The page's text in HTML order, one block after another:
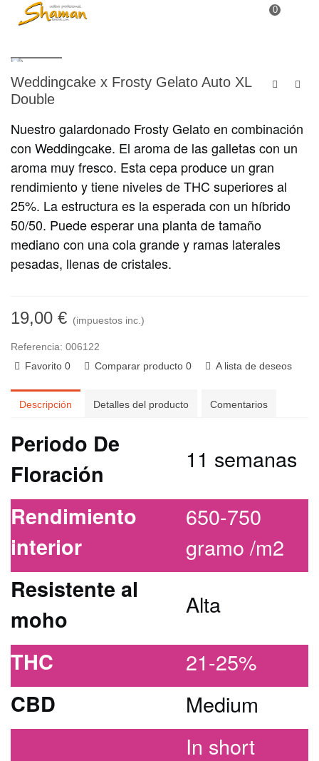
0
Weddingcake x Frosty Gelato Auto XL
Double
Nuestro galardonado Frosty Gelato en combinación
con Weddingcake. El aroma de las galletas con un
aroma muy fresco. Esta cepa produce un gran
rendimiento y tiene niveles de THC superiores al
25%. La estructura es la esperada con un híbrido
50/50. Puede esperar una planta de tamaño
mediano con una cola grande y ramas laterales
pesadas, llenas de cristales.
19,00 € (impuestos inc.)
Referencia: 006122
Favorito 0 Comparar producto 0 A lista de deseos
Descripción Detalles del producto Comentarios
Periodo De
Floración
11 semanas
Rendimiento
interior
650-750
gramo /m2
Resistente al
moho
Alta
THC
21-25%
CBD
Medium
In short